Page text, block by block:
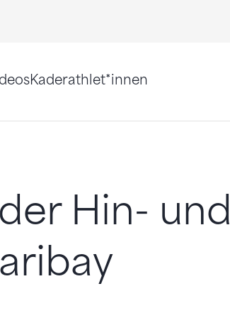
Kaderathlet*innen
Hin- und